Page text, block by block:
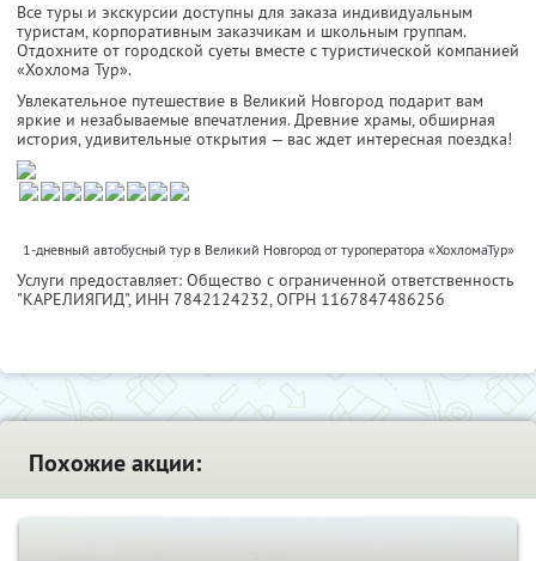
Все туры и экскурсии доступны для заказа индивидуальным
туристам, корпоративным заказчикам и школьным группам.
Отдохните от городской суеты вместе с туристической компанией
«Хохлома Тур».
Увлекательное путешествие в Великий Новгород подарит вам
яркие и незабываемые впечатления. Древние храмы, обширная
история, удивительные открытия — вас ждет интересная поездка!
1-дневный автобусный тур в Великий Новгород от туроператора «ХохломаТур»
Услуги предоставляет: Общество с ограниченной ответственность
"КАРЕЛИЯГИД", ИНН 7842124232, ОГРН 1167847486256
Похожие акции: